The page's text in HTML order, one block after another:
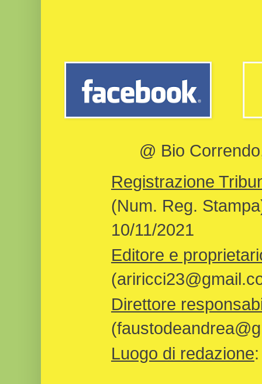
@ Bio
Registrazione
(Num. Reg.
10/11/2021
Editore e
Direttore
Luogo di redazione